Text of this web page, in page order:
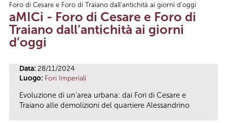
Tu sei qui
Foro di Cesare e Foro di Traiano dall’antichità ai giorni d’oggi
aMICi - Foro di Cesare e Foro di
Traiano dall’antichità ai giorni
d’oggi
Data: 28/11/2024
Luogo: Fori Imperiali
Evoluzione di un’area urbana: dai Fori di Cesare e
Traiano alle demolizioni del quartiere Alessandrino